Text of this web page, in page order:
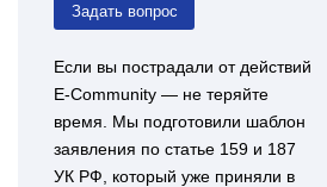
Задать вопрос
Если вы пострадали от действий
E-Community — не теряйте
время. Мы подготовили шаблон
заявления по статье 159 и 187
УК РФ, который уже приняли в